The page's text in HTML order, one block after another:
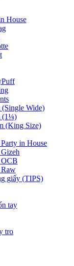
House
Wide)
(1¼)
(King Size)
in House
giấy (TIPS)
tay
tro